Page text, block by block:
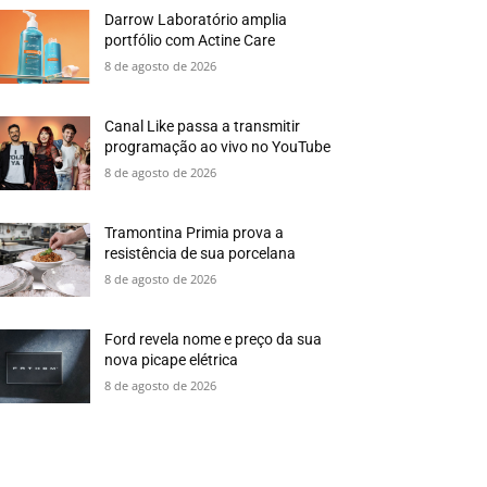
Darrow Laboratório amplia
portfólio com Actine Care
8 de agosto de 2026
Canal Like passa a transmitir
programação ao vivo no YouTube
8 de agosto de 2026
Tramontina Primia prova a
resistência de sua porcelana
8 de agosto de 2026
Ford revela nome e preço da sua
nova picape elétrica
8 de agosto de 2026